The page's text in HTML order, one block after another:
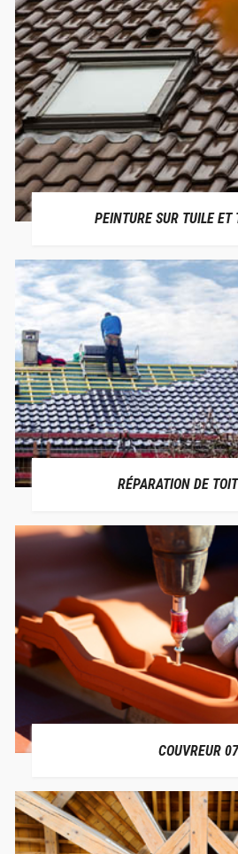
PEINTURE SUR TUILE ET
RÉPARATION DE
COUVREUR 07